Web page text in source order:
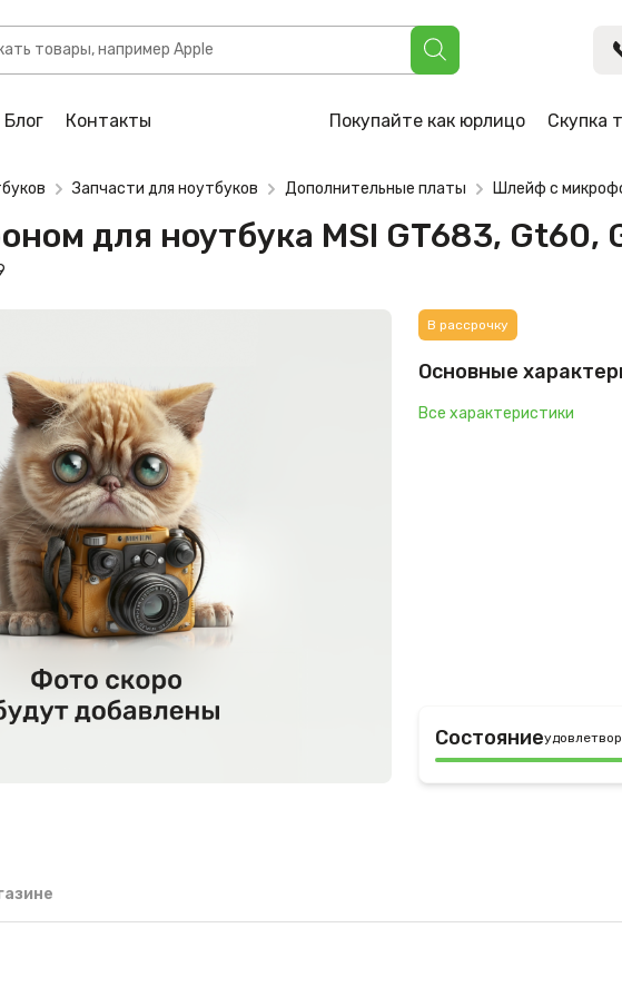
Блог Контакты Покупайте как юрлицо Скупка
для ноутбука MSI GT683, Gt60, Gt70 (TSA-2408FM-001)
Запчасти для ноутбуков Дополнительные платы Шлейф с
для ноутбука MSI GT683, Gt60,
В рассрочку
Основные
Все характеристики
Состояние